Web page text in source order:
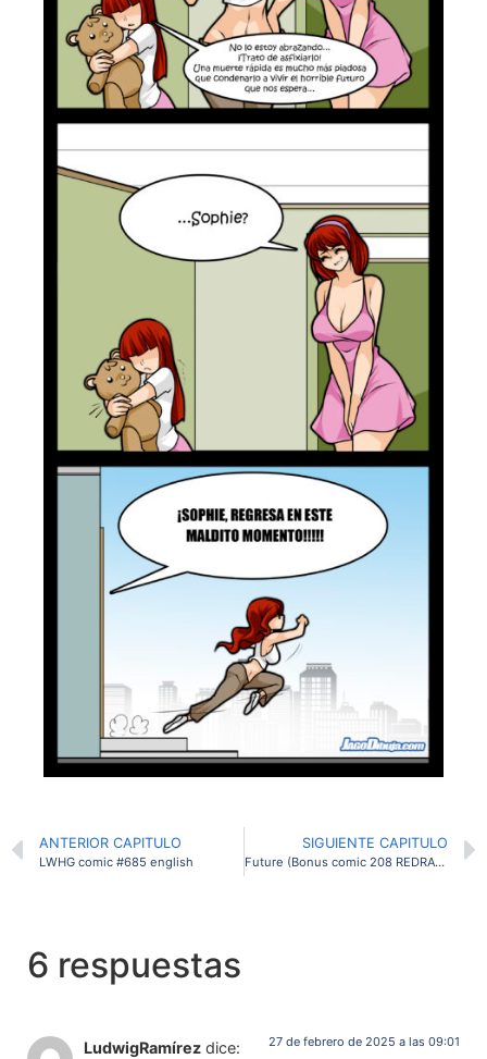
ANTERIOR CAPITULO
LWHG comic #685 english
SIGUIENTE CAPITULO
Future (Bonus comic 208 REDRAW)
6 respuestas
LudwigRamírez dice: 27 de febrero de 2025 a las 09:01